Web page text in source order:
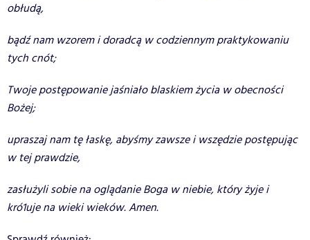
obłudą,
bądź nam wzorem i doradcą w codziennym praktykowaniu
tych cnót;
Twoje postępowanie jaśniało blaskiem życia w obecności
Bożej;
upraszaj nam tę łaskę, abyśmy zawsze i wszędzie postępując
w tej prawdzie,
zasłużyli sobie na oglądanie Boga w niebie, który żyje i
kró1uje na wieki wieków. Amen.